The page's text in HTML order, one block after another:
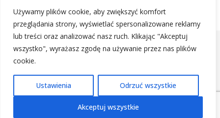
Używamy plików cookie, aby zwiększyć komfort
przeglądania strony, wyświetlać spersonalizowane reklamy
lub treści oraz analizować nasz ruch. Klikając "Akceptuj
wszystko", wyrażasz zgodę na używanie przez nas plików
cookie.
Ustawienia Odrzuć wszystkie
Akceptuj wszystkie
POLITYKA PRYWATNOŚCI REGULAMIN SKLEPU| 2019 - All Right
Reserved. Designed and Developed byPenciDesign